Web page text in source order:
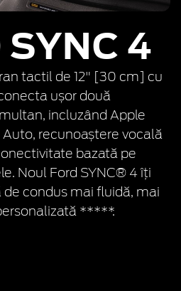
SYNC 4
tactil de 12" [30 cm] cu
ușor două
incluzând Apple
Auto, recunoaștere vocală
bazată pe
Noul Ford SYNC® 4 îți
de condus mai fluidă, mai
*****.